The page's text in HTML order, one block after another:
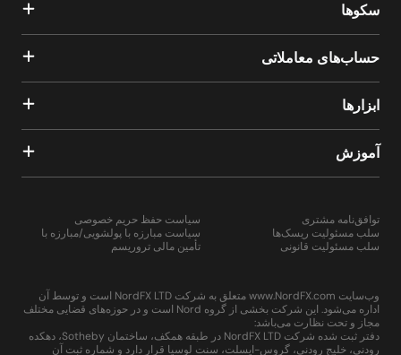
سکوها
حساب‌های معاملاتی
ابزارها
آموزش
توافق‌نامه مشتری
سلب مسئولیت ریسک‌ها
سلب مسئولیت قانونی
سیاست حفظ حریم خصوصی
سیاست مبارزه با پولشویی/مبارزه با
تأمین مالی تروریسم
وب‌سایت www.NordFX.com متعلق به شرکت NordFX LTD است و توسط آن
اداره می‌شود. این شرکت بخشی از گروه Nord است و در حوزه‌های قضایی مختلف
مجاز و تحت نظارت می‌باشد:
دفتر ثبت شده شرکت NordFX LTD در طبقه همکف، ساختمان Sotheby، دهکده
رودنی، خلیج رودنی، گروس-ایسلت، سنت لوسیا قرار دارد و شماره ثبت آن